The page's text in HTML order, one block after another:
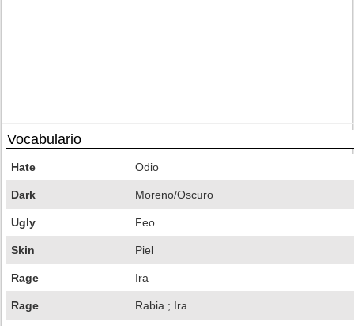
Vocabulario
Hate Odio
Dark Moreno/Oscuro
Ugly Feo
Skin Piel
Rage Ira
Rage Rabia ; Ira